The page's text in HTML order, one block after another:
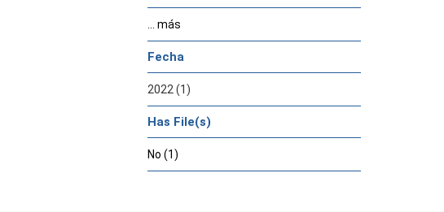
... más
Fecha
2022 (1)
Has File(s)
No (1)